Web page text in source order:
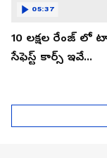
10 లక్షల రేంజ్ లో
సేఫెస్ట్ కార్స్ ఇవే...
05:37